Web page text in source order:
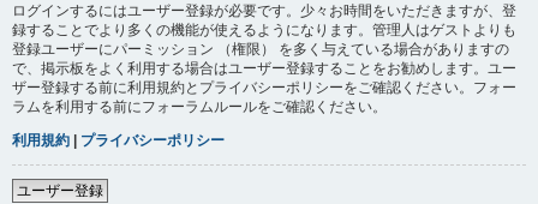
ログインするにはユーザー登録が必要です。少々お時間をいただきますが、登
録することでより多くの機能が使えるようになります。管理人はゲストよりも
登録ユーザーにパーミッション （権限） を多く与えている場合がありますの
で、掲示板をよく利用する場合はユーザー登録することをお勧めします。ユー
ザー登録する前に利用規約とプライバシーポリシーをご確認ください。フォー
ラムを利用する前にフォーラムルールをご確認ください。
利用規約 | プライバシーポリシー
ユーザー登録